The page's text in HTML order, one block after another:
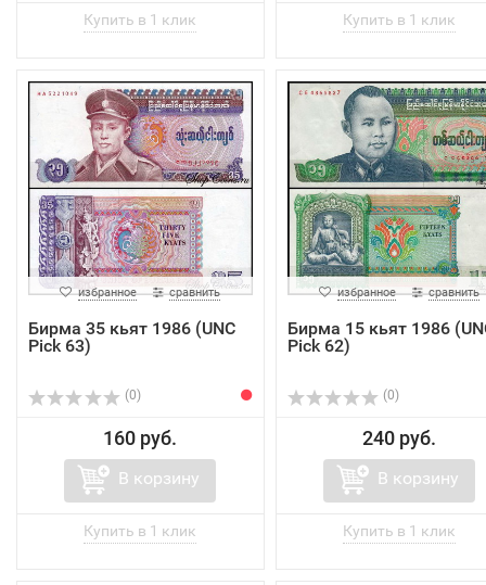
избранное сравнить
Бирма 35 кьят 1986 (UNC
Pick 63)
(0)
160 руб.
В корзину
избранное сравнить
Бирма 15 кьят 1986
Pick 62)
(0)
240 руб.
В корзину